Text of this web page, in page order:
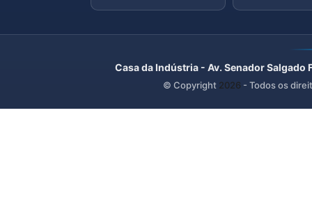
Casa da Indústria - Av. Senador
© Copyright 2026 - Todos os